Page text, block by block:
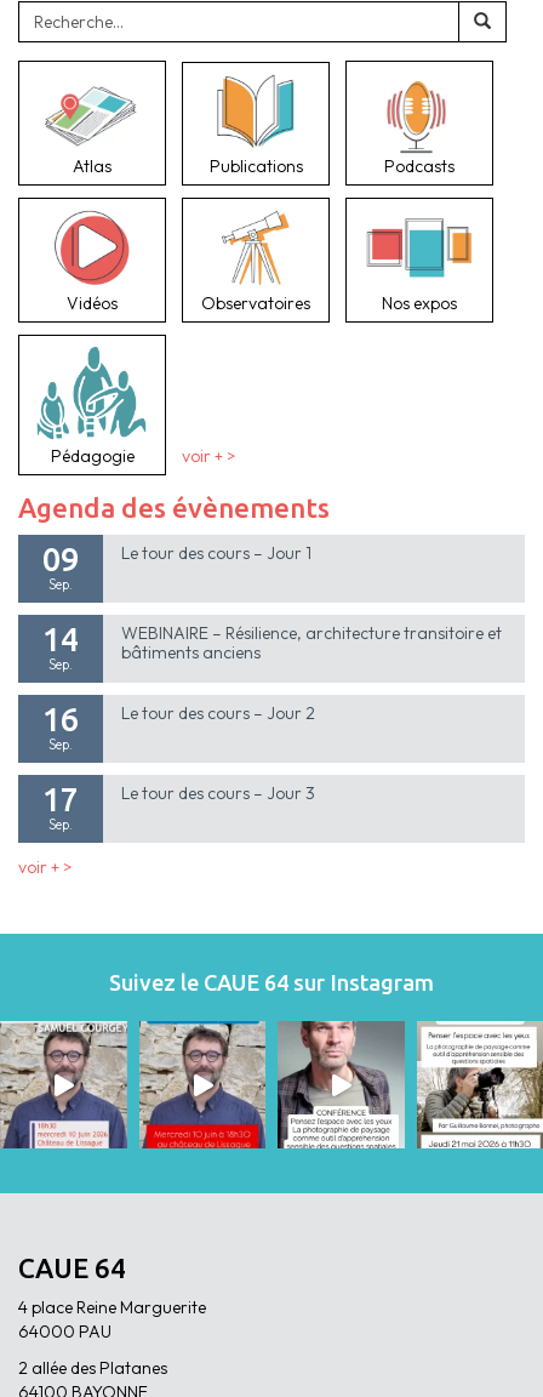
Atlas Publications Podcasts
Vidéos Observatoires Nos expos
Pédagogie voir + >
Agenda des évènements
09
Sep.
Le tour des cours – Jour 1
14
Sep.
WEBINAIRE – Résilience, architecture transitoire et
bâtiments anciens
16
Sep.
Le tour des cours – Jour 2
17
Sep.
Le tour des cours – Jour 3
voir + >
Suivez le CAUE 64 sur Instagram
CAUE 64
4 place Reine Marguerite
64000 PAU
2 allée des Platanes
64100 BAYONNE